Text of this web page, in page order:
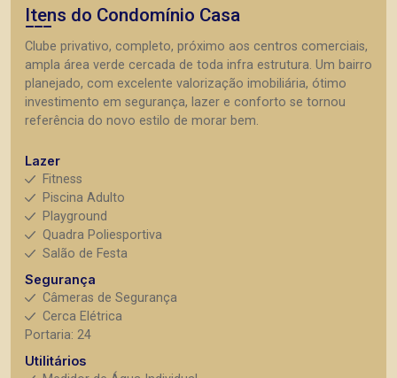
Itens do Condomínio Casa
Clube privativo, completo, próximo aos centros comerciais,
ampla área verde cercada de toda infra estrutura. Um bairro
planejado, com excelente valorização imobiliária, ótimo
investimento em segurança, lazer e conforto se tornou
referência do novo estilo de morar bem.
Lazer
Fitness
Piscina Adulto
Playground
Quadra Poliesportiva
Salão de Festa
Segurança
Câmeras de Segurança
Cerca Elétrica
Portaria: 24
Utilitários